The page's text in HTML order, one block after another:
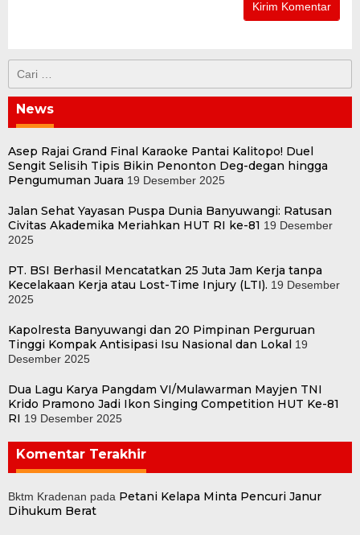
untuk:
News
Asep Rajai Grand Final Karaoke Pantai Kalitopo! Duel
Sengit Selisih Tipis Bikin Penonton Deg-degan hingga
Pengumuman Juara 19 Desember 2025
Jalan Sehat Yayasan Puspa Dunia Banyuwangi: Ratusan
Civitas Akademika Meriahkan HUT RI ke-81 19 Desember
2025
PT. BSI Berhasil Mencatatkan 25 Juta Jam Kerja tanpa
Kecelakaan Kerja atau Lost-Time Injury (LTI). 19 Desember
2025
Kapolresta Banyuwangi dan 20 Pimpinan Perguruan
Tinggi Kompak Antisipasi Isu Nasional dan Lokal
19
Desember 2025
Dua Lagu Karya Pangdam VI/Mulawarman Mayjen TNI
Krido Pramono Jadi Ikon Singing Competition HUT Ke-81
RI 19 Desember 2025
Komentar Terakhir
Bktm Kradenan pada Petani Kelapa Minta Pencuri Janur
Dihukum Berat